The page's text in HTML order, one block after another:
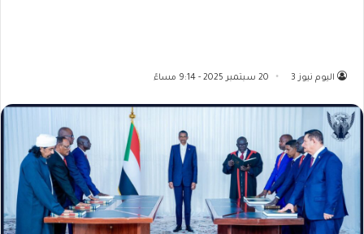
اليوم نيوز 3 20 سبتمبر 2025 - 9:14 مساءً